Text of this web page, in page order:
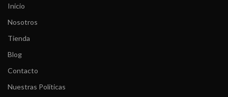
Inicio
Nosotros
Tienda
Blog
Contacto
Nuestras Políticas